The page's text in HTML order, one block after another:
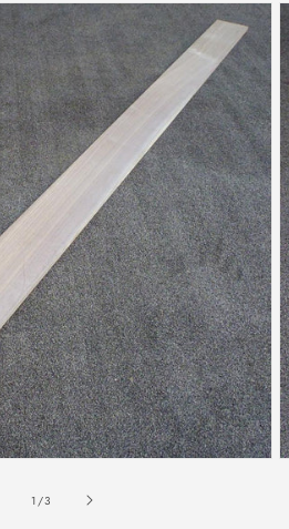
1 /の
3